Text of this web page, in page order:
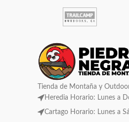
Tienda de Montaña y
Heredia Horario: Lunes a
Cartago Horario: Lunes a